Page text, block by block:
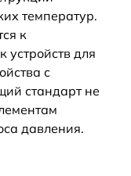
температур.
к
устройств для
с
стандарт не
давления.